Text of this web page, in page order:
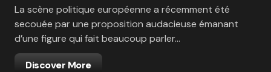
La scène politique européenne a récemment été
secouée par une proposition audacieuse émanant
d’une figure qui fait beaucoup parler…
Discover More